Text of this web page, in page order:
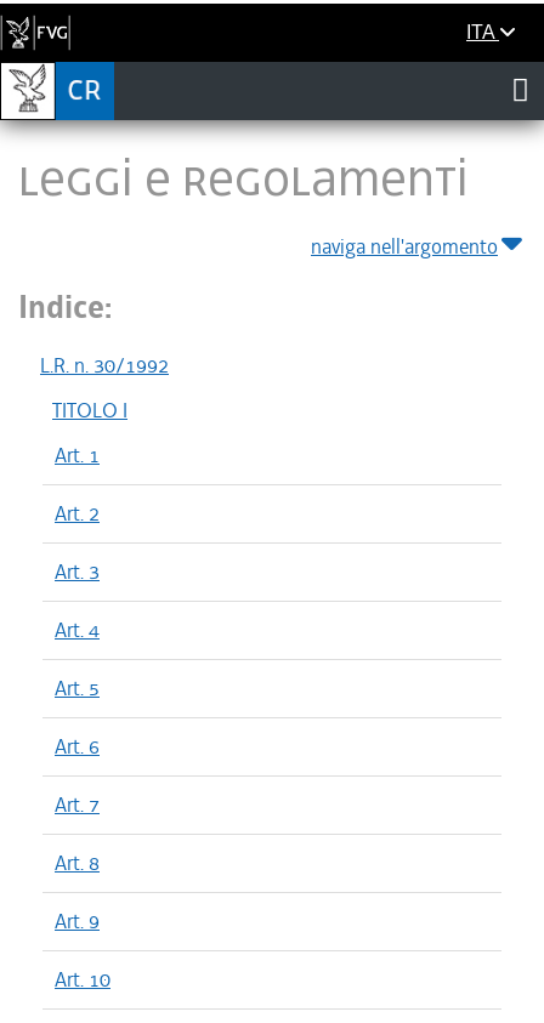
ITA
LEGGI E REGOLAMENTI
naviga nell'argomento
Indice:
L.R. n. 30/1992
TITOLO I
Art. 1
Art. 2
Art. 3
Art. 4
Art. 5
Art. 6
Art. 7
Art. 8
Art. 9
Art. 10